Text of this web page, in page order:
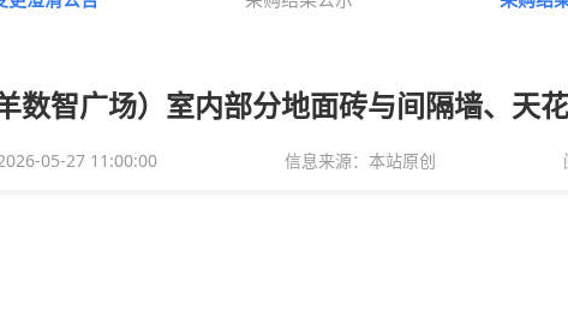
数智广场）室内部分地面砖与间隔墙、天
05-27 11:00:00 信息来源：本站原创